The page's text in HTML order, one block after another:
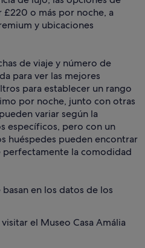
£220 o más por noche, a
y ubicaciones
de viaje y número de
para ver las mejores
para establecer un rango
por noche, junto con otras
variar según la
específicos, pero con un
huéspedes pueden encontrar
la comodidad
en los datos de los
el Museo Casa Amália